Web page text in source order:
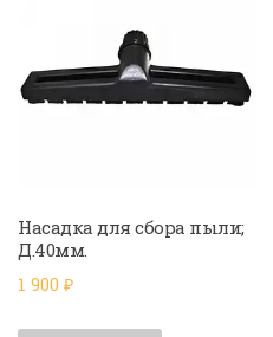
Насадка для сбора пыли;
Д.40мм.
1 900 ₽